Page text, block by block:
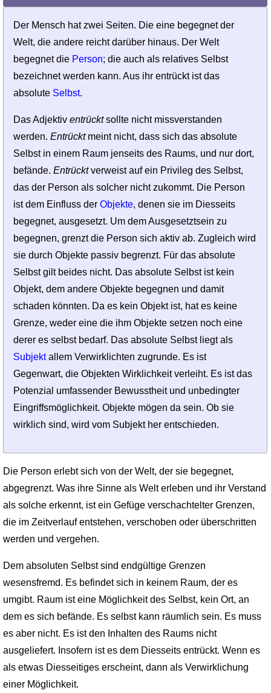
Der Mensch hat zwei Seiten. Die eine begegnet der
Welt, die andere reicht darüber hinaus. Der Welt
begegnet die Person; die auch als relatives Selbst
bezeichnet werden kann. Aus ihr entrückt ist das
absolute Selbst.
Das Adjektiv entrücktsollte nicht miss­verstanden
werden. Entrücktmeint nicht, dass sich das absolute
Selbst in einem Raum jenseits des Raums, und nur dort,
befände. Entrücktverweist auf ein Privileg des Selbst,
das der Person als solcher nicht zukommt. Die Person
ist dem Einfluss der Objekte, denen sie im Diesseits
begegnet, ausgesetzt. Um dem Ausgesetztsein zu
begegnen, grenzt die Person sich aktiv ab. Zugleich wird
sie durch Objekte passiv begrenzt. Für das absolute
Selbst gilt beides nicht. Das absolute Selbst ist kein
Objekt, dem andere Objekte begegnen und damit
schaden könnten. Da es kein Objekt ist, hat es keine
Grenze, weder eine die ihm Objekte setzen noch eine
derer es selbst bedarf. Das absolute Selbst liegt als
Subjektallem Verwirklichten zugrunde. Es ist
Gegenwart, die Objekten Wirklichkeit verleiht. Es ist das
Potenzial umfassender Bewusstheit und unbedingter
Eingriffs­möglichkeit. Objekte mögen da sein. Ob sie
wirklich sind, wird vom Subjekt her entschieden.
Die Person erlebt sich von der Welt, der sie begegnet,
abgegrenzt. Was ihre Sinne als Welt erleben und ihr Verstand
als solche erkennt, ist ein Gefüge verschachtelter Grenzen,
die im Zeitverlauf entstehen, verschoben oder überschritten
werden und vergehen.
Dem absoluten Selbst sind endgültige Grenzen
wesensfremd. Es befindet sich in keinem Raum, der es
umgibt. Raum ist eine Möglichkeit des Selbst, kein Ort, an
dem es sich befände. Es selbst kann räumlich sein. Es muss
es aber nicht. Es ist den Inhalten des Raums nicht
ausgeliefert. Insofern ist es dem Diesseits entrückt. Wenn es
als etwas Diesseitiges erscheint, dann als Verwirklichung
einer Möglichkeit.